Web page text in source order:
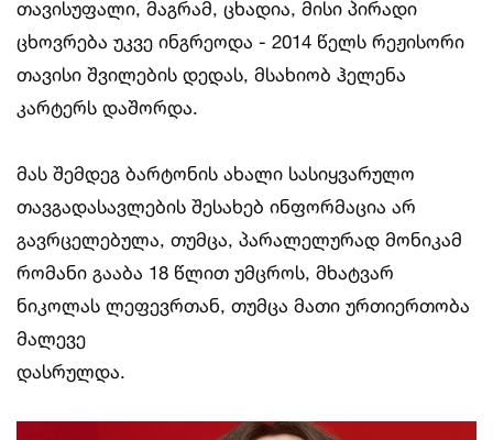
თავისუფალი, მაგრამ, ცხადია, მისი პირადი
ცხოვრება უკვე ინგრეოდა - 2014 წელს რეჟისორი
თავისი შვილების დედას, მსახიობ ჰელენა
კარტერს დაშორდა.
მას შემდეგ ბარტონის ახალი სასიყვარულო
თავგადასავლების შესახებ ინფორმაცია არ
გავრცელებულა, თუმცა, პარალელურად მონიკამ
რომანი გააბა 18 წლით უმცროს, მხატვარ
ნიკოლას ლეფევრთან, თუმცა მათი ურთიერთობა
მალევე
დასრულდა.